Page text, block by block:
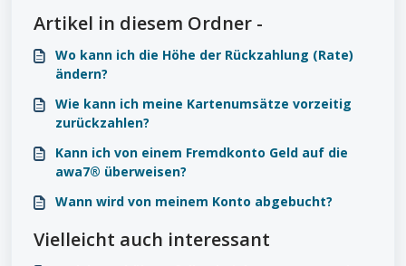
Artikel in diesem Ordner -
Wo kann ich die Höhe der Rückzahlung (Rate)
ändern?
Wie kann ich meine Kartenumsätze vorzeitig
zurückzahlen?
Kann ich von einem Fremdkonto Geld auf die
awa7® überweisen?
Wann wird von meinem Konto abgebucht?
Vielleicht auch interessant